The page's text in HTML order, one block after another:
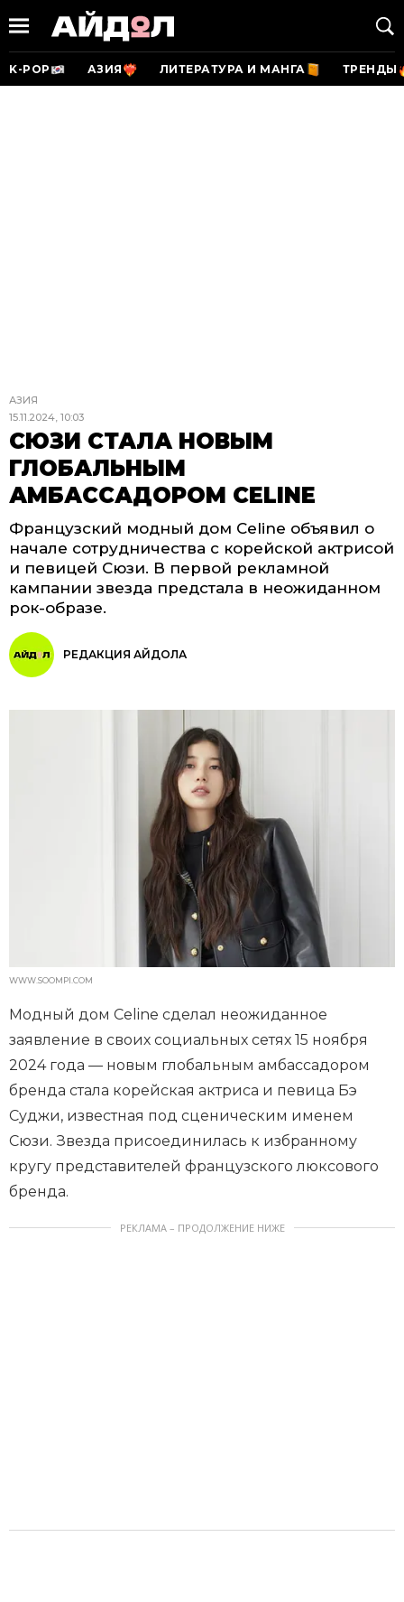
K-POP АЗИЯ ЛИТЕРАТУРА И МАНГА ТРЕНДЫ
АЗИЯ
15.11.2024, 10:03
СЮЗИ СТАЛА НОВЫМ
ГЛОБАЛЬНЫМ
АМБАССАДОРОМ CELINE
Французский модный дом Celine объявил о
начале сотрудничества с корейской актрисой
и певицей Сюзи. В первой рекламной
кампании звезда предстала в неожиданном
рок-образе.
РЕДАКЦИЯ АЙДОЛА
WWW.SOOMPI.COM
Модный дом Celine сделал неожиданное
заявление в своих социальных сетях 15 ноября
2024 года — новым глобальным амбассадором
бренда стала корейская актриса и певица Бэ
Суджи, известная под сценическим именем
Сюзи. Звезда присоединилась к избранному
кругу представителей французского люксового
бренда.
РЕКЛАМА – ПРОДОЛЖЕНИЕ НИЖЕ